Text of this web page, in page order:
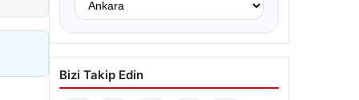
Bizi Takip Edin